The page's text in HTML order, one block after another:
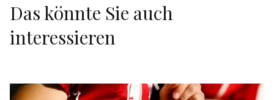
Das könnte Sie auch
interessieren